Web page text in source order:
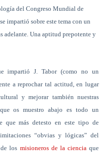
del Congreso Mundial de
impartió sobre este tema con un
adelante. Una aptitud prepotente y
impartió J. Tabor (como no un
a reprochar tal actitud, en lugar
y mejorar también nuestras
os muestro abajo es todo un
que más detesto en este tipo de
“obvias y lógicas” del
los misioneros de la cienciaque